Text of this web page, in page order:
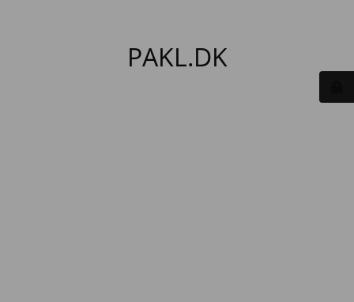
PAKL.DK